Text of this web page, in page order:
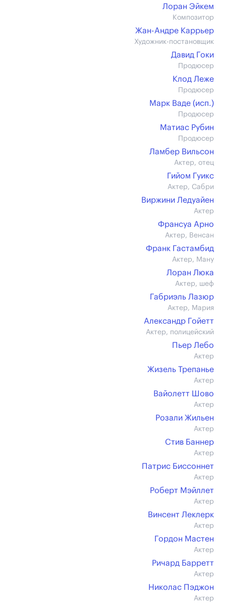
Лоран Эйкем
Композитор
Жан-Андре Каррьер
Художник-постановщик
Давид Гоки
Продюсер
Клод Леже
Продюсер
Марк Ваде (иcп.)
Продюсер
Матиас Рубин
Продюсер
Ламбер Вильсон
Актер, отец
Гийом Гуикс
Актер, Сабри
Виржини Ледуайен
Актер
Франсуа Арно
Актер, Венсан
Франк Гастамбид
Актер, Ману
Лоран Люка
Актер, шеф
Габриэль Лазюр
Актер, Мария
Александр Гойетт
Актер, полицейский
Пьер Лебо
Актер
Жизель Трепанье
Актер
Вайолетт Шово
Актер
Розали Жильен
Актер
Стив Баннер
Актер
Патрис Биссоннет
Актер
Роберт Мэйллет
Актер
Винсент Леклерк
Актер
Гордон Мастен
Актер
Ричард Барретт
Актер
Николас Пэджон
Актер